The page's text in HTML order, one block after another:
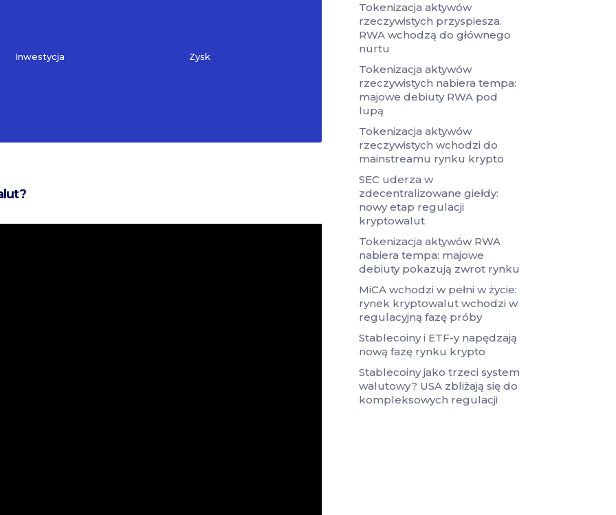
Inwestycja Zysk
Tokenizacja aktywów
rzeczywistych przyspiesza.
RWA wchodzą do głównego
nurtu
Tokenizacja aktywów
rzeczywistych nabiera tempa:
majowe debiuty RWA pod
lupą
Tokenizacja aktywów
rzeczywistych wchodzi do
mainstreamu rynku krypto
SEC uderza w
zdecentralizowane giełdy:
nowy etap regulacji
kryptowalut
Tokenizacja aktywów RWA
nabiera tempa: majowe
debiuty pokazują zwrot rynku
MiCA wchodzi w pełni w życie:
rynek kryptowalut wchodzi w
regulacyjną fazę próby
Stablecoiny i ETF-y napędzają
nową fazę rynku krypto
Stablecoiny jako trzeci system
walutowy? USA zbliżają się do
kompleksowych regulacji